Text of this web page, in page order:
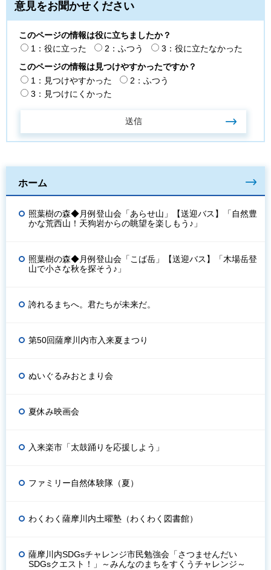
意見をお聞かせください
このページの情報は役に立ちましたか？
1：役に立った
2：ふつう
3：役に立たなかった
このページの情報は見つけやすかったですか？
1：見つけやすかった
2：ふつう
3：見つけにくかった
ホーム
照葉樹の森◆月例登山会「あらせ山」【送迎バス】「自然豊
かな荒西山！天狗岩からの眺望を楽しもう♪」
照葉樹の森◆月例登山会「こば岳」【送迎バス】「木場岳登
山で小さな秋を探そう♪」
誇れるまちへ。君たちが未来だ。
第50回薩摩川内市入来夏まつり
ぬいぐるみおとまり会
夏休み映画会
入来楽市「太鼓踊りを応援しよう」
ファミリー自然体験隊（夏）
わくわく薩摩川内土曜塾（わくわく図書館）
薩摩川内SDGsチャレンジ市民勉強会「さつませんだい
SDGsクエスト！」～みんなのまちをすくうチャレンジ～